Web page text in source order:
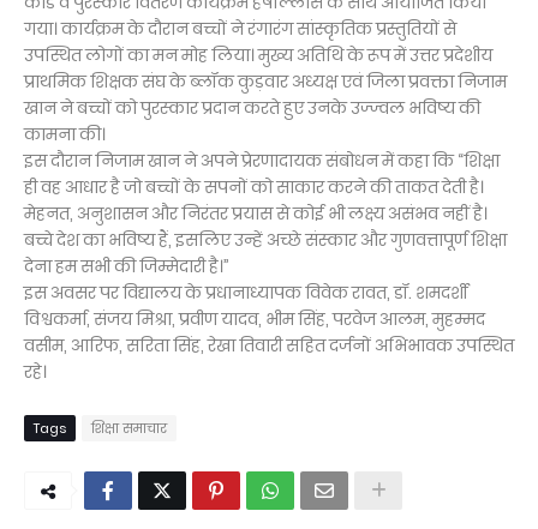
गया। कार्यक्रम के दौरान बच्चों ने रंगारंग सांस्कृतिक प्रस्तुतियों से
उपस्थित लोगों का मन मोह लिया। मुख्य अतिथि के रूप में उत्तर प्रदेशीय
प्राथमिक शिक्षक संघ के ब्लॉक कुड़वार अध्यक्ष एवं जिला प्रवक्ता निजाम
खान ने बच्चों को पुरस्कार प्रदान करते हुए उनके उज्ज्वल भविष्य की
कामना की।
इस दौरान निजाम खान ने अपने प्रेरणादायक संबोधन में कहा कि “शिक्षा
ही वह आधार है जो बच्चों के सपनों को साकार करने की ताकत देती है।
मेहनत, अनुशासन और निरंतर प्रयास से कोई भी लक्ष्य असंभव नहीं है।
बच्चे देश का भविष्य हैं, इसलिए उन्हें अच्छे संस्कार और गुणवत्तापूर्ण शिक्षा
देना हम सभी की जिम्मेदारी है।”
इस अवसर पर विद्यालय के प्रधानाध्यापक विवेक रावत, डॉ. शमदर्शी
विश्वकर्मा, संजय मिश्रा, प्रवीण यादव, भीम सिंह, परवेज आलम, मुहम्मद
वसीम, आरिफ, सरिता सिंह, रेखा तिवारी सहित दर्जनों अभिभावक उपस्थित
रहे।
Tags शिक्षा समाचार